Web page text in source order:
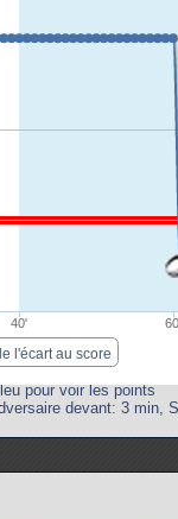
l'écart au score
40'
pour voir les points
devant: 3 min,